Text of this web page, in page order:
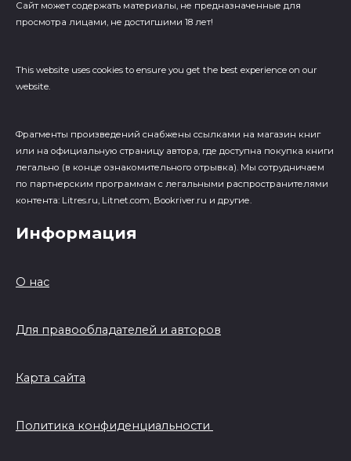
Сайт может содержать материалы, не предназначенные для
просмотра лицами, не достигшими 18 лет!
This website uses cookies to ensure you get the best experience on our
website.
Фрагменты произведений cнабжены ссылками на магазин книг
или на официальную страницу автора, где доступна покупка книги
легально (в конце ознакомительного отрывка). Мы сотрудничаем
по партнерским программам с легальными распространителями
контента: Litres.ru, Litnet.com, Bookriver.ru и другие.
Информация
О нас
Для правообладателей и авторов
Карта сайта
Политика конфиденциальности